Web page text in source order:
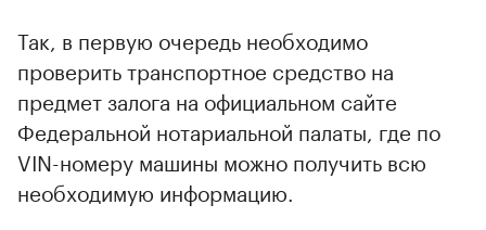
Так, в первую очередь необходимо
проверить транспортное средство на
предмет залога на официальном сайте
Федеральной нотариальной палаты, где по
VIN-номеру машины можно получить всю
необходимую информацию.